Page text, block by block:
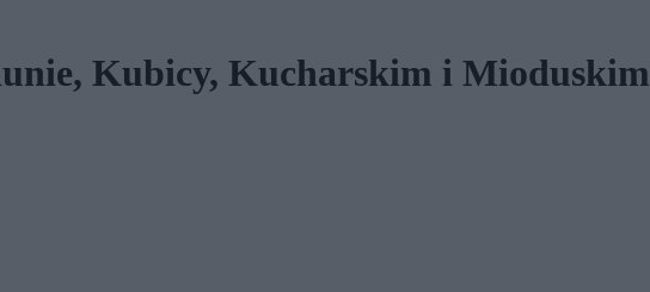
Kubicy, Kucharskim i Mioduskim